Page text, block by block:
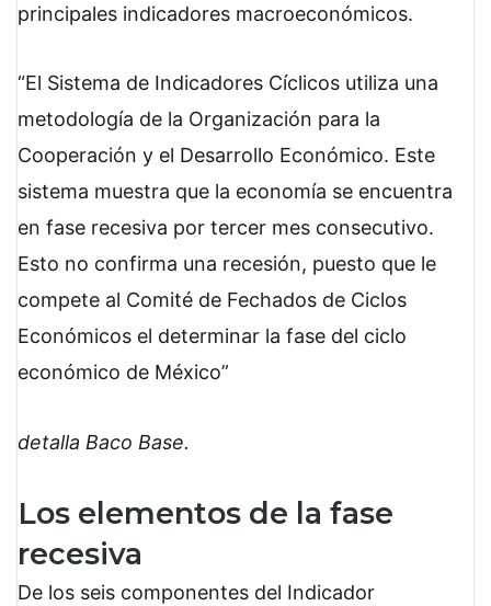
principales indicadores macroeconómicos.
El Sistema de Indicadores Cíclicos utiliza una
metodología de la Organización para la
Cooperación y el Desarrollo Económico. Este
sistema muestra que la economía se encuentra
en fase recesiva por tercer mes consecutivo.
Esto no confirma una recesión, puesto que le
compete al Comité de Fechados de Ciclos
Económicos el determinar la fase del ciclo
económico de México
detalla Baco Base.
Los elementos de la fase
recesiva
De los seis componentes del Indicador